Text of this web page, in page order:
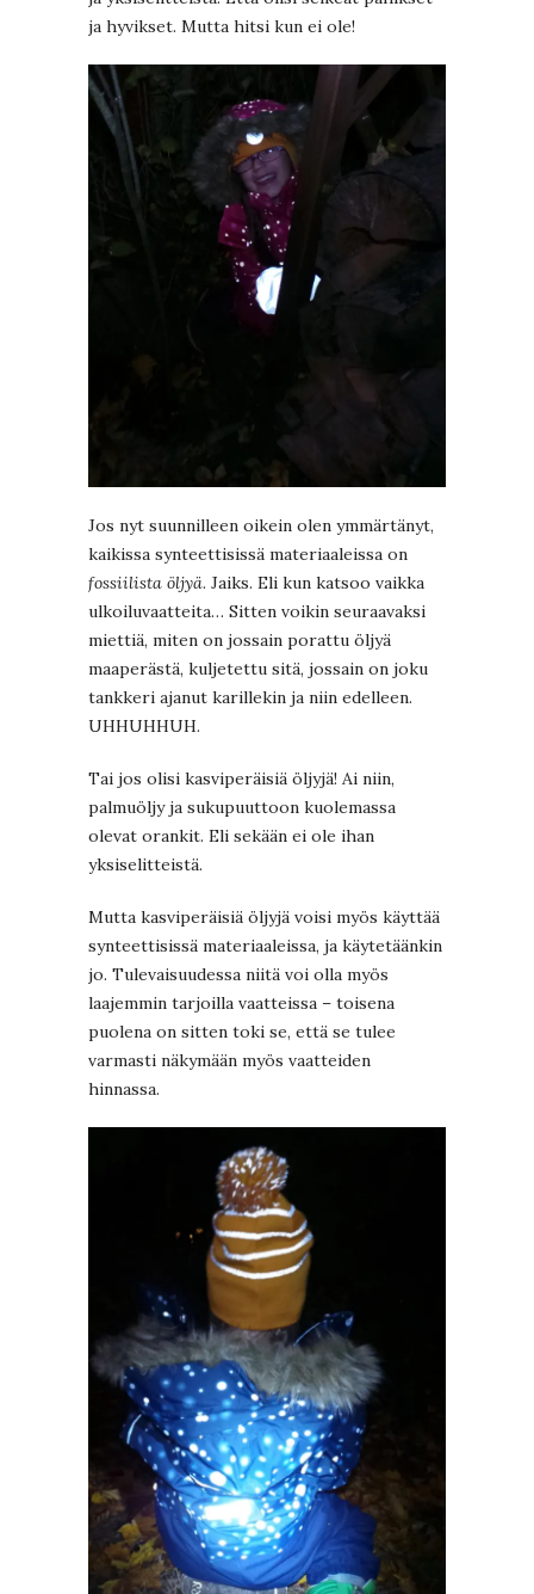
ja hyvikset. Mutta hitsi kun ei ole!
Jos nyt suunnilleen oikein olen ymmärtänyt,
kaikissa synteettisissä materiaaleissa on
fossiilista öljyä. Jaiks. Eli kun katsoo vaikka
ulkoiluvaatteita… Sitten voikin seuraavaksi
miettiä, miten on jossain porattu öljyä
maaperästä, kuljetettu sitä, jossain on joku
tankkeri ajanut karillekin ja niin edelleen.
UHHUHHUH.
Tai jos olisi kasviperäisiä öljyjä! Ai niin,
palmuöljy ja sukupuuttoon kuolemassa
olevat orankit. Eli sekään ei ole ihan
yksiselitteistä.
Mutta kasviperäisiä öljyjä voisi myös käyttää
synteettisissä materiaaleissa, ja käytetäänkin
jo. Tulevaisuudessa niitä voi olla myös
laajemmin tarjoilla vaatteissa – toisena
puolena on sitten toki se, että se tulee
varmasti näkymään myös vaatteiden
hinnassa.